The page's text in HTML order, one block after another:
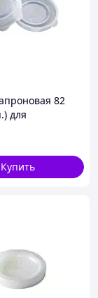
82
для
Купить